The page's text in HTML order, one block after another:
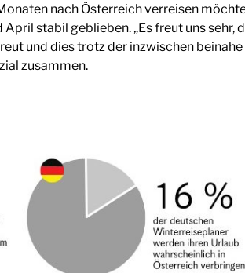
nach Österreich verreisen
stabil geblieben. „Es freut uns sehr,
und dies trotz der inzwischen
zusammen.